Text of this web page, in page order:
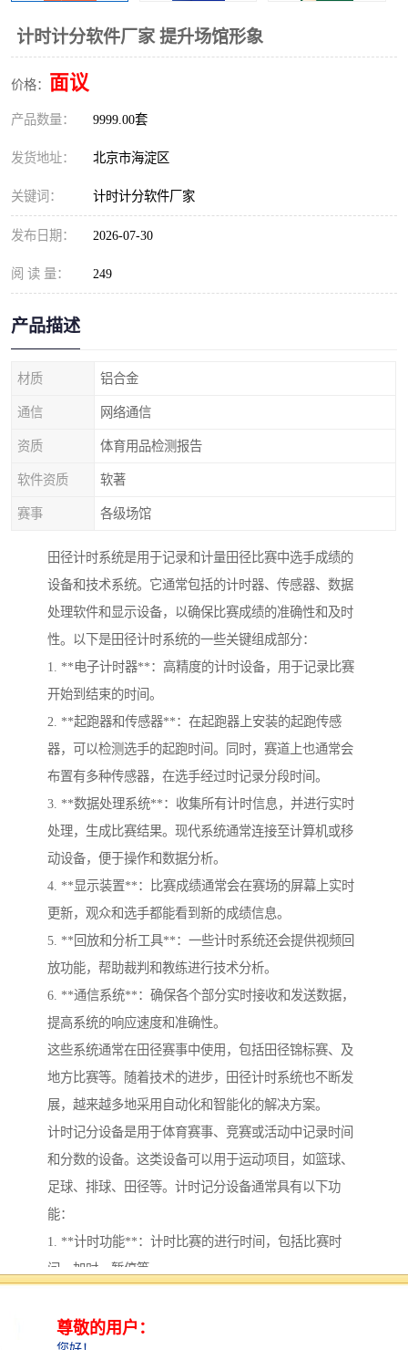
计时计分软件厂家 提升场馆形象
价格： 面议
产品数量： 9999.00套
发货地址： 北京市海淀区
关键词： 计时计分软件厂家
发布日期： 2026-07-30
阅 读 量： 249
产品描述
材质 铝合金
通信 网络通信
资质 体育用品检测报告
软件资质 软著
赛事 各级场馆
田径计时系统是用于记录和计量田径比赛中选手成绩的
设备和技术系统。它通常包括的计时器、传感器、数据
处理软件和显示设备，以确保比赛成绩的准确性和及时
性。以下是田径计时系统的一些关键组成部分：
1. **电子计时器**：高精度的计时设备，用于记录比赛
开始到结束的时间。
2. **起跑器和传感器**：在起跑器上安装的起跑传感
器，可以检测选手的起跑时间。同时，赛道上也通常会
布置有多种传感器，在选手经过时记录分段时间。
3. **数据处理系统**：收集所有计时信息，并进行实时
处理，生成比赛结果。现代系统通常连接至计算机或移
动设备，便于操作和数据分析。
4. **显示装置**：比赛成绩通常会在赛场的屏幕上实时
更新，观众和选手都能看到新的成绩信息。
5. **回放和分析工具**：一些计时系统还会提供视频回
放功能，帮助裁判和教练进行技术分析。
6. **通信系统**：确保各个部分实时接收和发送数据，
提高系统的响应速度和准确性。
这些系统通常在田径赛事中使用，包括田径锦标赛、及
地方比赛等。随着技术的进步，田径计时系统也不断发
展，越来越多地采用自动化和智能化的解决方案。
计时记分设备是用于体育赛事、竞赛或活动中记录时间
和分数的设备。这类设备可以用于运动项目，如篮球、
足球、排球、田径等。计时记分设备通常具有以下功
能：
1. **计时功能**：计时比赛的进行时间，包括比赛时
间、加时、暂停等。
和观众轻松查看比赛进程。